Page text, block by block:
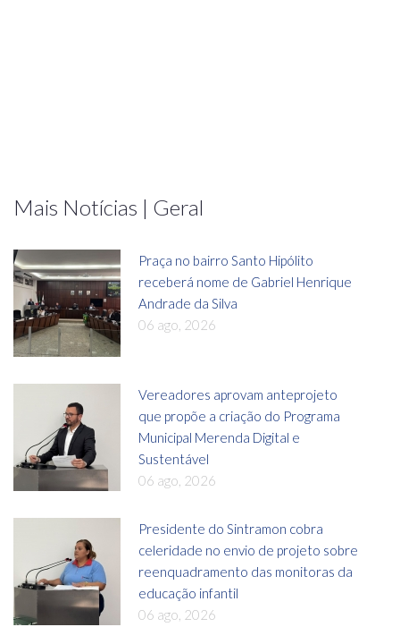
Mais Notícias | Geral
Praça no bairro Santo Hipólito
receberá nome de Gabriel Henrique
Andrade da Silva
06 ago, 2026
Vereadores aprovam anteprojeto
que propõe a criação do Programa
Municipal Merenda Digital e
Sustentável
06 ago, 2026
Presidente do Sintramon cobra
celeridade no envio de projeto sobre
reenquadramento das monitoras da
educação infantil
06 ago, 2026